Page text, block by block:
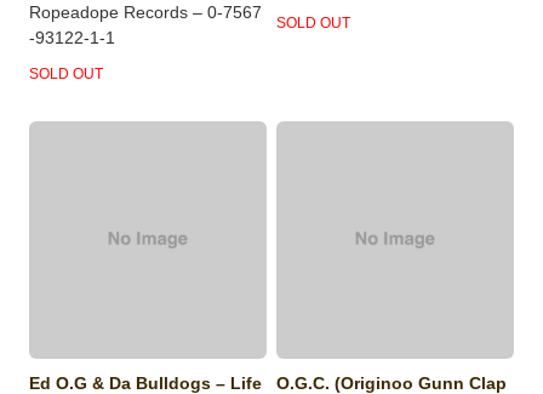
Ropeadope Records ‎– 0-7567
-93122-1-1
SOLD OUT
SOLD OUT
Ed O.G & Da Bulldogs ‎– Life
O.G.C. (Originoo Gunn Clap